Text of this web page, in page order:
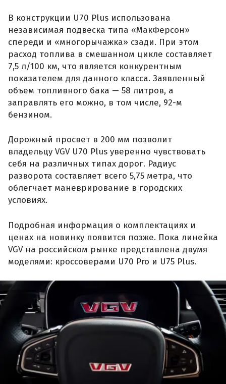
В конструкции U70 Plus использована
независимая подвеска типа «МакФерсон»
спереди и «многорычажка» сзади. При этом
расход топлива в смешанном цикле составляет
7,5 л/100 км, что является конкурентным
показателем для данного класса. Заявленный
объем топливного бака — 58 литров, а
заправлять его можно, в том числе, 92-м
бензином.
Дорожный просвет в 200 мм позволит
владельцу VGV U70 Plus уверенно чувствовать
себя на различных типах дорог. Радиус
разворота составляет всего 5,75 метра, что
облегчает маневрирование в городских
условиях.
Подробная информация о комплектациях и
ценах на новинку появится позже. Пока линейка
VGV на российском рынке представлена двумя
моделями: кроссоверами U70 Pro и U75 Plus.